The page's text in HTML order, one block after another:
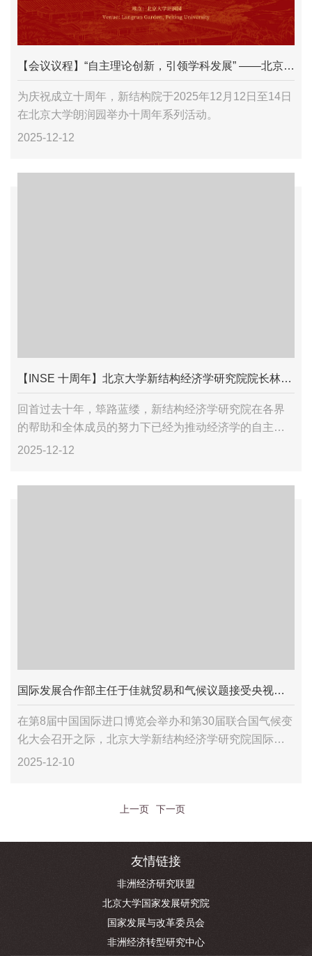
【会议议程】“自主理论创新，引领学科发展” ——北京大学新结构经济学研究院十周年系列活动
为庆祝成立十周年，新结构院于2025年12月12日至14日
在北京大学朗润园举办十周年系列活动。
2025-12-12
【INSE 十周年】北京大学新结构经济学研究院院长林毅夫教授寄语
回首过去十年，筚路蓝缕，新结构经济学研究院在各界
的帮助和全体成员的努力下已经为推动经济学的自主创
新打下了良好的基础；展望未来，风起云涌，在各界的
2025-12-12
国际发展合作部主任于佳就贸易和气候议题接受央视专访
在第8届中国国际进口博览会举办和第30届联合国气候变
化大会召开之际，北京大学新结构经济学研究院国际发
展合作部主任于佳研究员分别于11月11日与11月12日接
2025-12-10
上一页 下一页
友情链接
非洲经济研究联盟
北京大学国家发展研究院
国家发展与改革委员会
非洲经济转型研究中心